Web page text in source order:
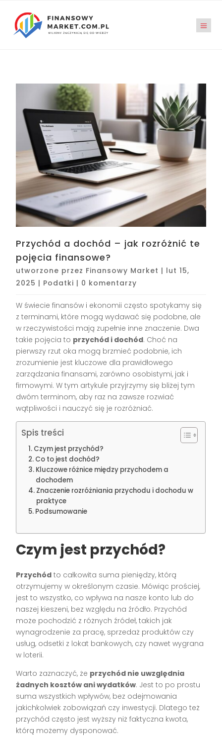
Przychód a dochód – jak rozróżnić te
pojęcia finansowe?
utworzone przez Finansowy Market | lut 15,
2025 | Podatki | 0 komentarzy
W świecie finansów i ekonomii często spotykamy się
z terminami, które mogą wydawać się podobne, ale
w rzeczywistości mają zupełnie inne znaczenie. Dwa
takie pojęcia to przychód i dochód. Choć na
pierwszy rzut oka mogą brzmieć podobnie, ich
zrozumienie jest kluczowe dla prawidłowego
zarządzania finansami, zarówno osobistymi, jak i
firmowymi. W tym artykule przyjrzymy się bliżej tym
dwóm terminom, aby raz na zawsze rozwiać
wątpliwości i nauczyć się je rozróżniać.
Spis treści
Czym jest przychód?
Co to jest dochód?
Kluczowe różnice między przychodem a
dochodem
Znaczenie rozróżniania przychodu i dochodu w
praktyce
Podsumowanie
Czym jest przychód?
Przychód to całkowita suma pieniędzy, którą
otrzymujemy w określonym czasie. Mówiąc prościej,
jest to wszystko, co wpływa na nasze konto lub do
naszej kieszeni, bez względu na źródło. Przychód
może pochodzić z różnych źródeł, takich jak
wynagrodzenie za pracę, sprzedaż produktów czy
usług, odsetki z lokat bankowych, czy nawet wygrana
w loterii.
Warto zaznaczyć, że przychód nie uwzględnia
żadnych kosztów ani wydatków. Jest to po prostu
suma wszystkich wpływów, bez odejmowania
jakichkolwiek zobowiązań czy inwestycji. Dlatego też
przychód często jest wyższy niż faktyczna kwota,
którą możemy dysponować.